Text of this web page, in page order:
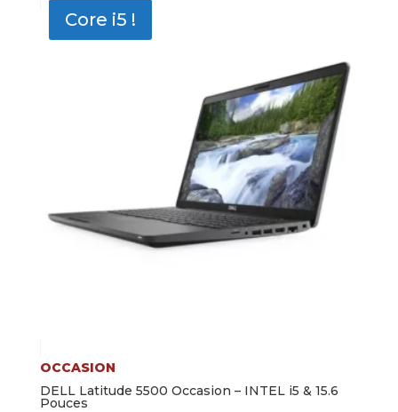
Core i5 !
OCCASION
DELL Latitude 5500 Occasion – INTEL i5 & 15.6
Pouces